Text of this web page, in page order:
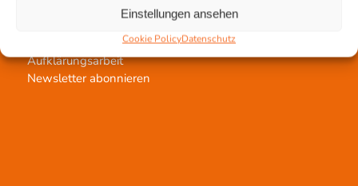
Einstellungen ansehen
Cookie PolicyDatenschutz
Aufklärungsarbeit
Newsletter abonnieren